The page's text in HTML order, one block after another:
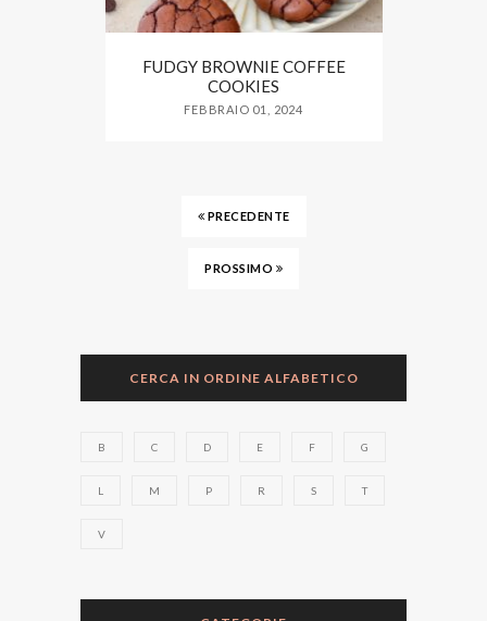
FUDGY BROWNIE COFFEE
COOKIES
FEBBRAIO 01, 2024
PRECEDENTE
PROSSIMO
CERCA IN ORDINE ALFABETICO
B C D E F G
L M P R S T
V